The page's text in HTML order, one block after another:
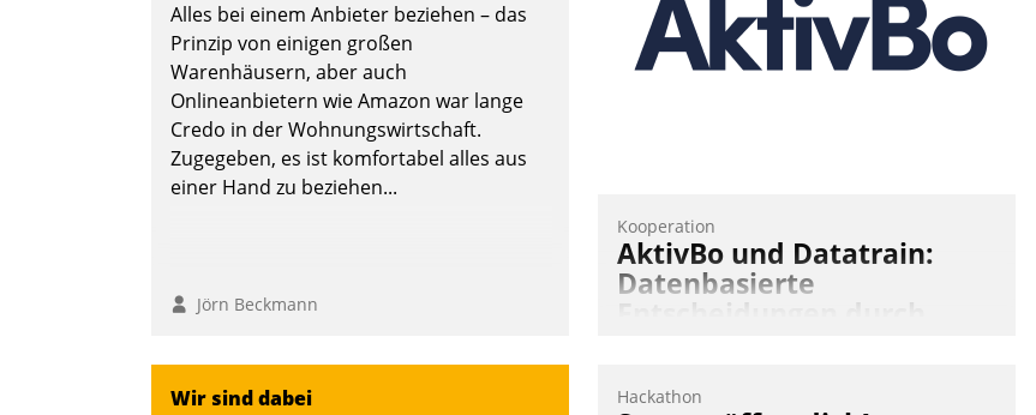
Alles bei einem Anbieter beziehen – das
Prinzip von einigen großen
Warenhäusern, aber auch
Onlineanbietern wie Amazon war lange
Credo in der Wohnungswirtschaft.
Zugegeben, es ist komfortabel alles aus
einer Hand zu beziehen...
Jörn Beckmann
Kooperation
AktivBo und Datatrain:
Datenbasierte
Wir sind dabei
Hackathon